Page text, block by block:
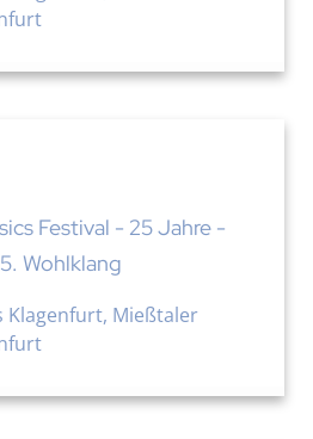
Festival - 25 Jahre -
Wohlklang
Klagenfurt, Mießtaler